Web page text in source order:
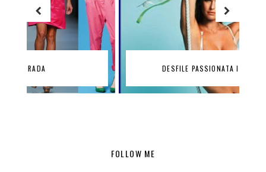
DESFILE PASSIONATA II Y SORTEO!!!
FOLLOW ME